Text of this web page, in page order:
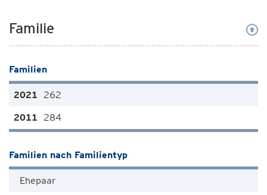
Familie
Familien
262
284
Familien nach Familientyp
Ehepaar